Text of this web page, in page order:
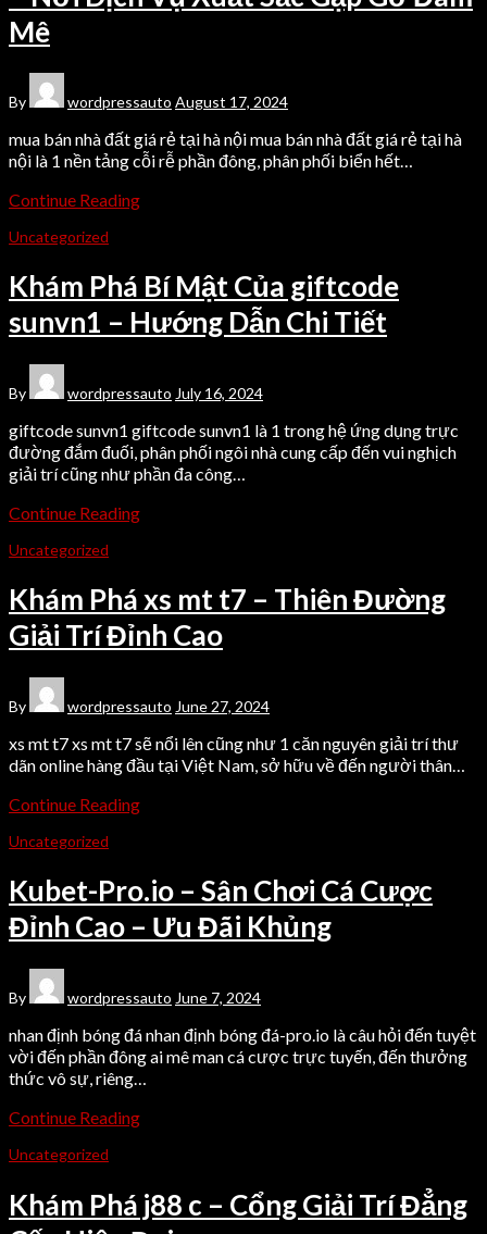
Mê
By wordpressauto August 17, 2024
mua bán nhà đất giá rẻ tại hà nội mua bán nhà đất giá rẻ tại hà
nội là 1 nền tảng cỗi rễ phần đông, phân phối biển hết…
Continue Reading
Uncategorized
Khám Phá Bí Mật Của giftcode
sunvn1 – Hướng Dẫn Chi Tiết
By wordpressauto July 16, 2024
giftcode sunvn1 giftcode sunvn1 là 1 trong hệ ứng dụng trực
đường đắm đuối, phân phối ngôi nhà cung cấp đến vui nghịch
giải trí cũng như phần đa công…
Continue Reading
Uncategorized
Khám Phá xs mt t7 – Thiên Đường
Giải Trí Đỉnh Cao
By wordpressauto June 27, 2024
xs mt t7 xs mt t7 sẽ nổi lên cũng như 1 căn nguyên giải trí thư
dãn online hàng đầu tại Việt Nam, sở hữu về đến người thân…
Continue Reading
Uncategorized
Kubet-Pro.io – Sân Chơi Cá Cược
Đỉnh Cao – Ưu Đãi Khủng
By wordpressauto June 7, 2024
nhan định bóng đá nhan định bóng đá-pro.io là câu hỏi đến tuyệt
vời đến phần đông ai mê man cá cược trực tuyến, đến thưởng
thức vô sự, riêng…
Continue Reading
Uncategorized
Khám Phá j88 c – Cổng Giải Trí Đẳng